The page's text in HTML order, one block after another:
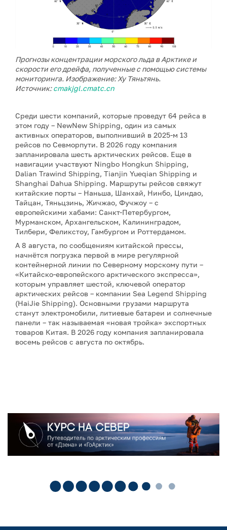
Прогнозы концентрации морского льда в Арктике и
скорости его дрейфа, полученные с помощью системы
мониторинга. Изображение: Ху Тяньтянь.
Источник:cmakjgl.cmatc.cn
Среди шести компаний, которые проведут 64 рейса в
этом году – NewNew Shipping, один из самых
активных операторов, выполнивший в 2025-м 13
рейсов по Севморпути. В 2026 году компания
запланировала шесть арктических рейсов. Еще в
навигации участвуют Ningbo Hongkun Shipping,
Dalian Trawind Shipping, Tianjin Yueqian Shipping и
Shanghai Dahua Shipping. Маршруты рейсов свяжут
китайские порты – Наньша, Шанхай, Нинбо, Циндао,
Тайцан, Тяньцзинь, Жичжао, Фучжоу – с
европейскими хабами: Санкт-Петербургом,
Мурманском, Архангельском, Калининградом,
Тилбери, Феликстоу, Гамбургом и Роттердамом.
А 8 августа, по сообщениям китайской прессы,
начнётся погрузка первой в мире регулярной
контейнерной линии по Северному морскому пути –
«Китайско-европейского арктического экспресса»,
которым управляет шестой, ключевой оператор
арктических рейсов – компании Sea Legend Shipping
(HaiJie Shipping). Основными грузами маршрута
станут электромобили, литиевые батареи и солнечные
панели – так называемая «новая тройка» экспортных
товаров Китая. В 2026 году компания запланировала
восемь рейсов с августа по октябрь.